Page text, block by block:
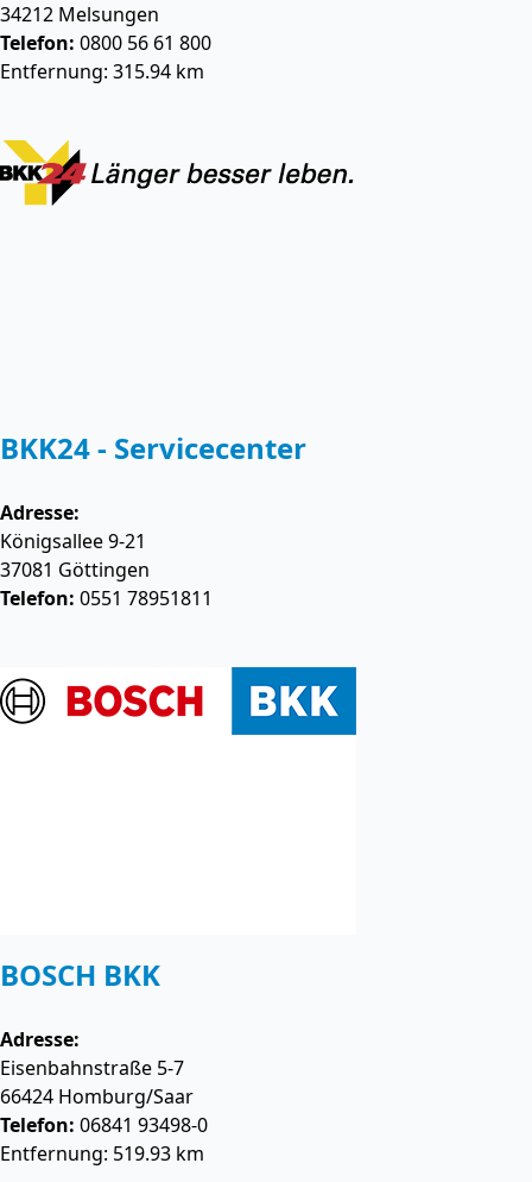
34212 Melsungen
Telefon: 0800 56 61 800
Entfernung: 315.94 km
BKK24 - Servicecenter
Adresse:
Königsallee 9-21
37081 Göttingen
Telefon: 0551 78951811
BOSCH BKK
Adresse:
Eisenbahnstraße 5-7
66424 Homburg/Saar
Telefon: 06841 93498-0
Entfernung: 519.93 km